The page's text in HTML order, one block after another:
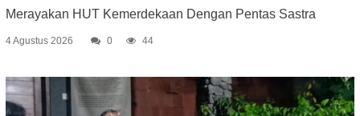
Merayakan HUT Kemerdekaan Dengan Pentas Sastra
4 Agustus 2026 0 44